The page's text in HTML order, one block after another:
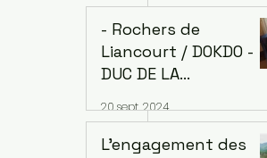
- Rochers de
Liancourt / DOKDO -
DUC DE LA
LIANCOURT. Interview
avec Michel
20 sept. 2024
L’engagement des